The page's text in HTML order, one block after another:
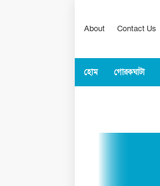
About Contact Us
হোম গোরকঘাটা